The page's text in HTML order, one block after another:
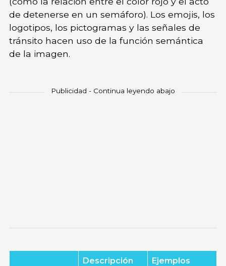
de detenerse en un semáforo). Los emojis, los
logotipos, los pictogramas y las señales de
tránsito hacen uso de la función semántica
de la imagen.
Descripción Ejemplos